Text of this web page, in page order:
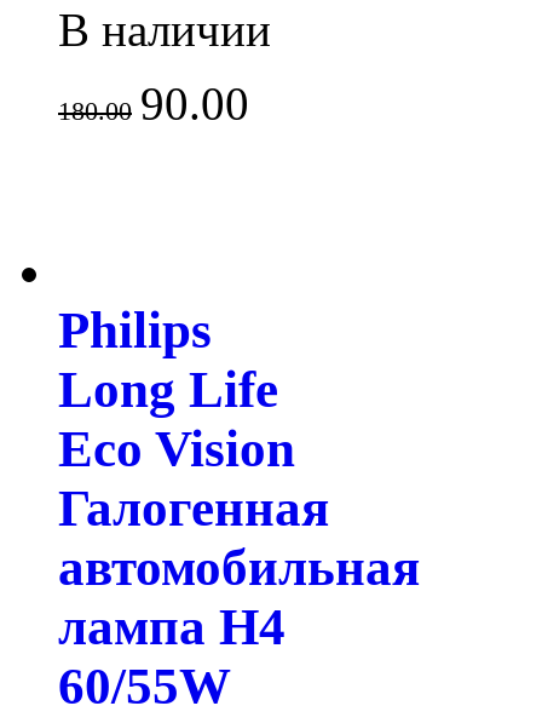
В наличии
180.00 90.00
Philips
Long Life
Eco Vision
Галогенная
автомобильная
лампа H4
60/55W